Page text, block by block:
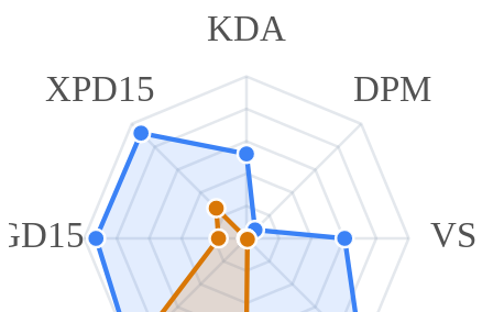
KDA
DPM
VS
XPD15